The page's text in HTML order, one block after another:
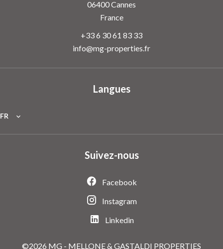
06400Cannes
France
+33 6 30 61 83 33
info@mg-properties.fr
Langues
FR
Suivez-nous
Facebook
Instagram
Linkedin
©2026 MG - MELLONE & GASTALDI PROPERTIES